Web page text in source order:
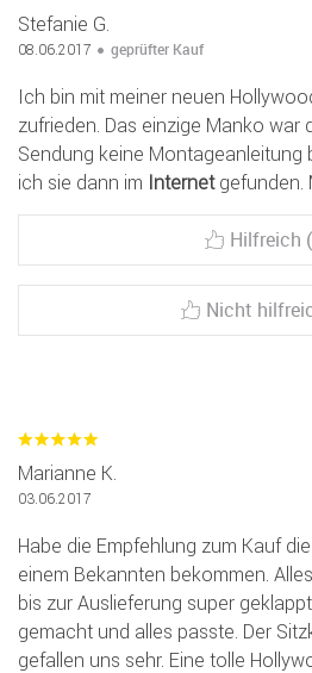
Stefanie G.
08.06.2017 geprüfter Kauf
Ich bin mit meiner neuen
zufrieden. Das einzige Manko war
Sendung keine Montageanleitung
ich sie dann im Internetgefunden.
Hilfreich
Nicht
Marianne K.
03.06.2017
Habe die Empfehlung zum Kauf
einem Bekannten bekommen.
bis zur Auslieferung super
gemacht und alles passte. Der
gefallen uns sehr. Eine tolle